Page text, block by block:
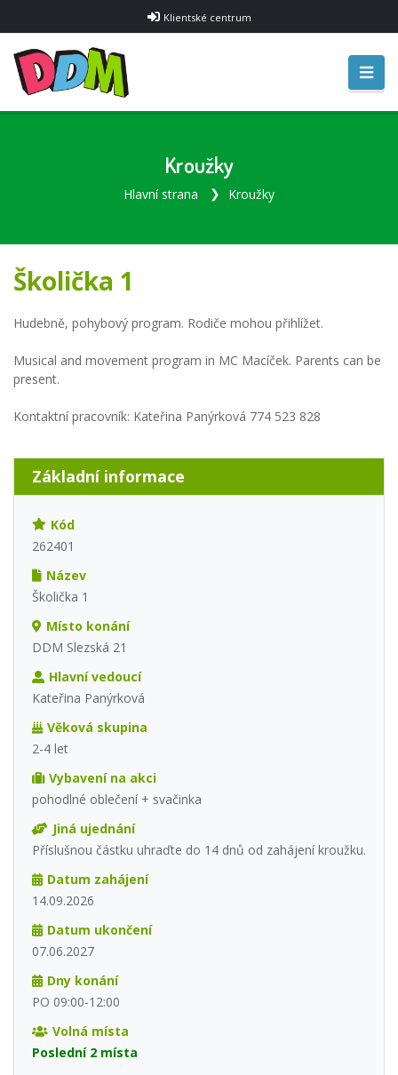
Klientské centrum
Kroužky
Hlavní strana Kroužky
Školička 1
Hudebně, pohybový program. Rodiče mohou přihlížet.
Musical and movement program in MC Macíček. Parents can be
present.
Kontaktní pracovník: Kateřina Panýrková 774 523 828
Základní informace
Kód
262401
Název
Školička 1
Místo konání
DDM Slezská 21
Hlavní vedoucí
Kateřina Panýrková
Věková skupina
2-4 let
Vybavení na akci
pohodlné oblečení + svačinka
Jiná ujednání
Příslušnou částku uhraďte do 14 dnů od zahájení kroužku.
Datum zahájení
14.09.2026
Datum ukončení
07.06.2027
Dny konání
PO 09:00-12:00
Volná místa
Poslední 2 místa